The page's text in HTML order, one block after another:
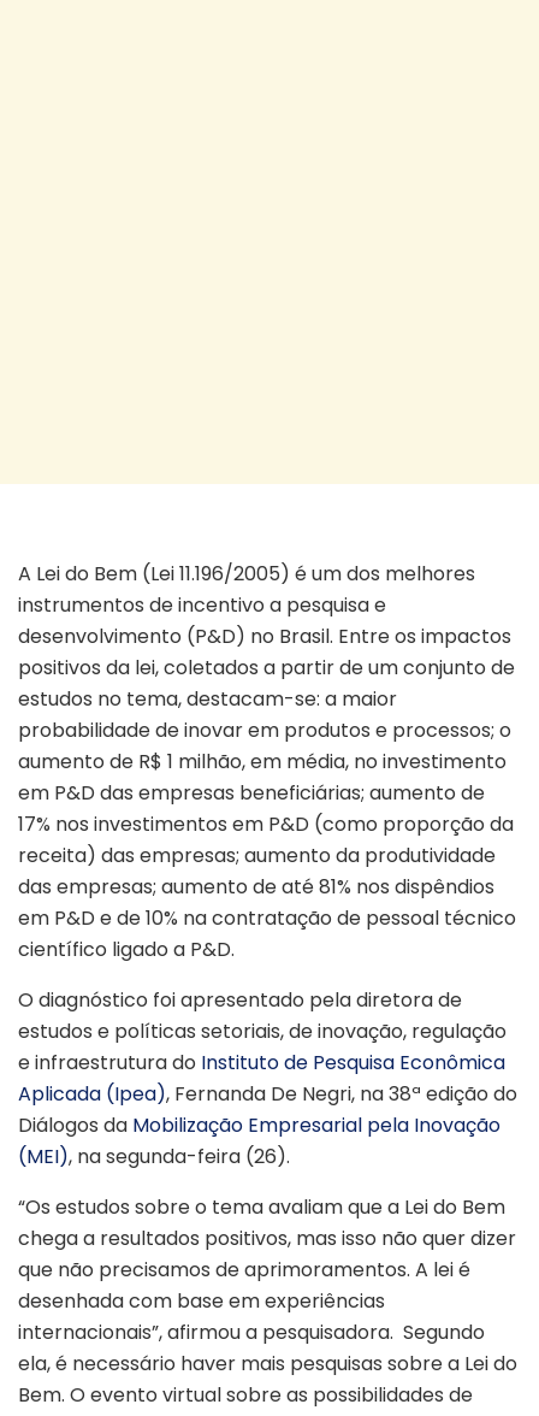
A Lei do Bem (Lei 11.196/2005) é um dos melhores
instrumentos de incentivo a pesquisa e
desenvolvimento (P&D) no Brasil. Entre os impactos
positivos da lei, coletados a partir de um conjunto de
estudos no tema, destacam-se: a maior
probabilidade de inovar em produtos e processos; o
aumento de R$ 1 milhão, em média, no investimento
em P&D das empresas beneficiárias; aumento de
17% nos investimentos em P&D (como proporção da
receita) das empresas; aumento da produtividade
das empresas; aumento de até 81% nos dispêndios
em P&D e de 10% na contratação de pessoal técnico
científico ligado a P&D.
O diagnóstico foi apresentado pela diretora de
estudos e políticas setoriais, de inovação, regulação
e infraestrutura do Instituto de Pesquisa Econômica
Aplicada (Ipea), Fernanda De Negri, na 38ª edição do
Diálogos da Mobilização Empresarial pela Inovação
(MEI), na segunda-feira (26).
“Os estudos sobre o tema avaliam que a Lei do Bem
chega a resultados positivos, mas isso não quer dizer
que não precisamos de aprimoramentos. A lei é
desenhada com base em experiências
internacionais”, afirmou a pesquisadora. Segundo
ela, é necessário haver mais pesquisas sobre a Lei do
Bem. O evento virtual sobre as possibilidades de